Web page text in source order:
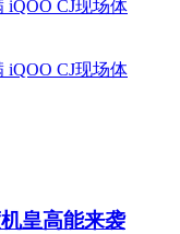
皇高能来袭